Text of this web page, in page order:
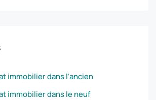
immobilier dans l’ancien
immobilier dans le neuf